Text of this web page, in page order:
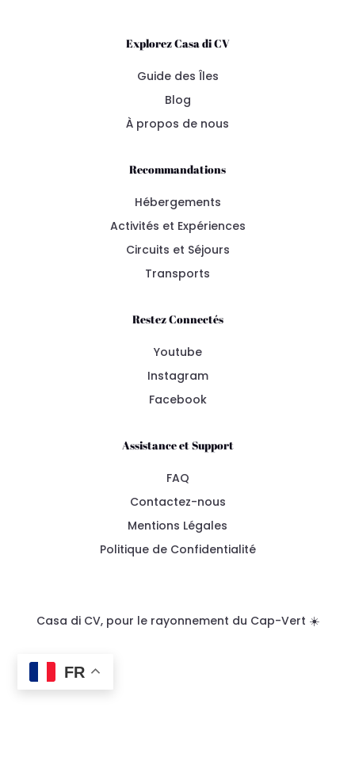
Explorez Casa di CV
Guide des Îles
Blog
À propos de nous
Recommandations
Hébergements
Activités et Expériences
Circuits et Séjours
Transports
Restez Connectés
Youtube
Instagram
Facebook
Assistance et Support
FAQ
Contactez-nous
Mentions Légales
Politique de Confidentialité
Casa di CV, pour le rayonnement du Cap-Vert ☀️
FR